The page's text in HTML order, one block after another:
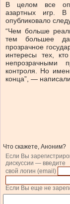
В целом все
азартных игр. В
опубликовало
“Чем больше
тем большее
прозрачное
интересы тех,
непрозрачными
контроля. Но
конца”, —
Что скажете, Аноним?
Если Вы
дискуссии — введите
свой логин (email)
Если Вы еще не